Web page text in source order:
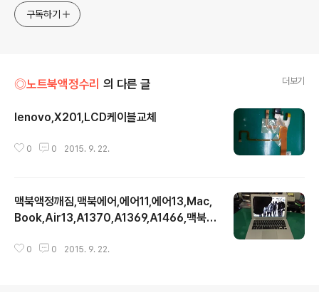
구독하기
◎노트북액정수리 의 다른 글 더보기
lenovo,X201,LCD케이블교체
0 0 2015. 9. 22.
맥북액정깨짐,맥북에어,에어11,에어13,Mac,
Book,Air13,A1370,A1369,A1466,맥북액
0 0 2015. 9. 22.